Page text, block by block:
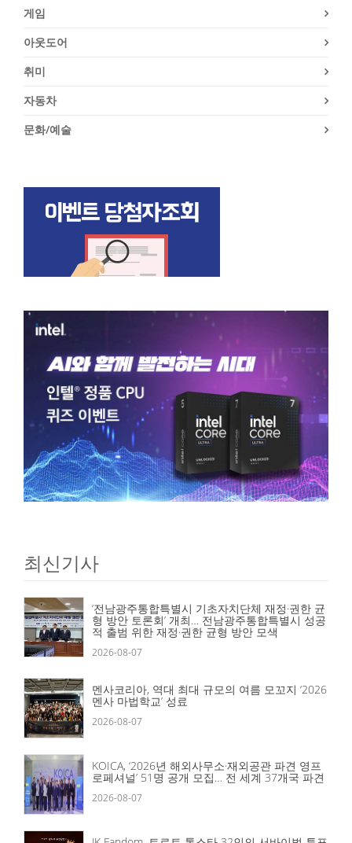
게임
아웃도어
취미
자동차
문화/예술
최신기사
‘전남광주통합특별시 기초자치단체 재정·권한 균
형 방안 토론회’ 개최… 전남광주통합특별시 성공
적 출범 위한 재정·권한 균형 방안 모색
2026-08-07
멘사코리아, 역대 최대 규모의 여름 모꼬지 ‘2026
멘사 마법학교’ 성료
2026-08-07
KOICA, ‘2026년 해외사무소·재외공관 파견 영프
로페셔널’ 51명 공개 모집… 전 세계 37개국 파견
2026-08-07